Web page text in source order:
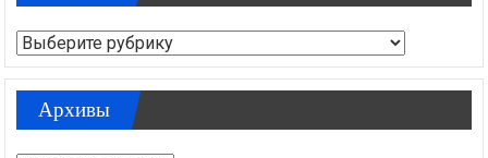
Рубрики
Архивы